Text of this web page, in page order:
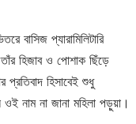
বাসিজ প্যারামিলিটারি
হিজাব ও পোশাক ছিঁড়ে
প্রতিবাদ হিসাবেই শুধু
ওই নাম না জানা মহিলা পড়ুয়া।